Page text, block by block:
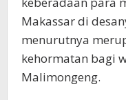
Makassar di
menurutnya
kehormatan bagi
Malimongeng.